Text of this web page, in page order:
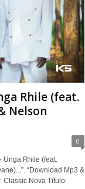
Rhile (feat.
Nelson
0
Unga Rhile (feat.
“Download Mp3 &
Classic Nova Título: